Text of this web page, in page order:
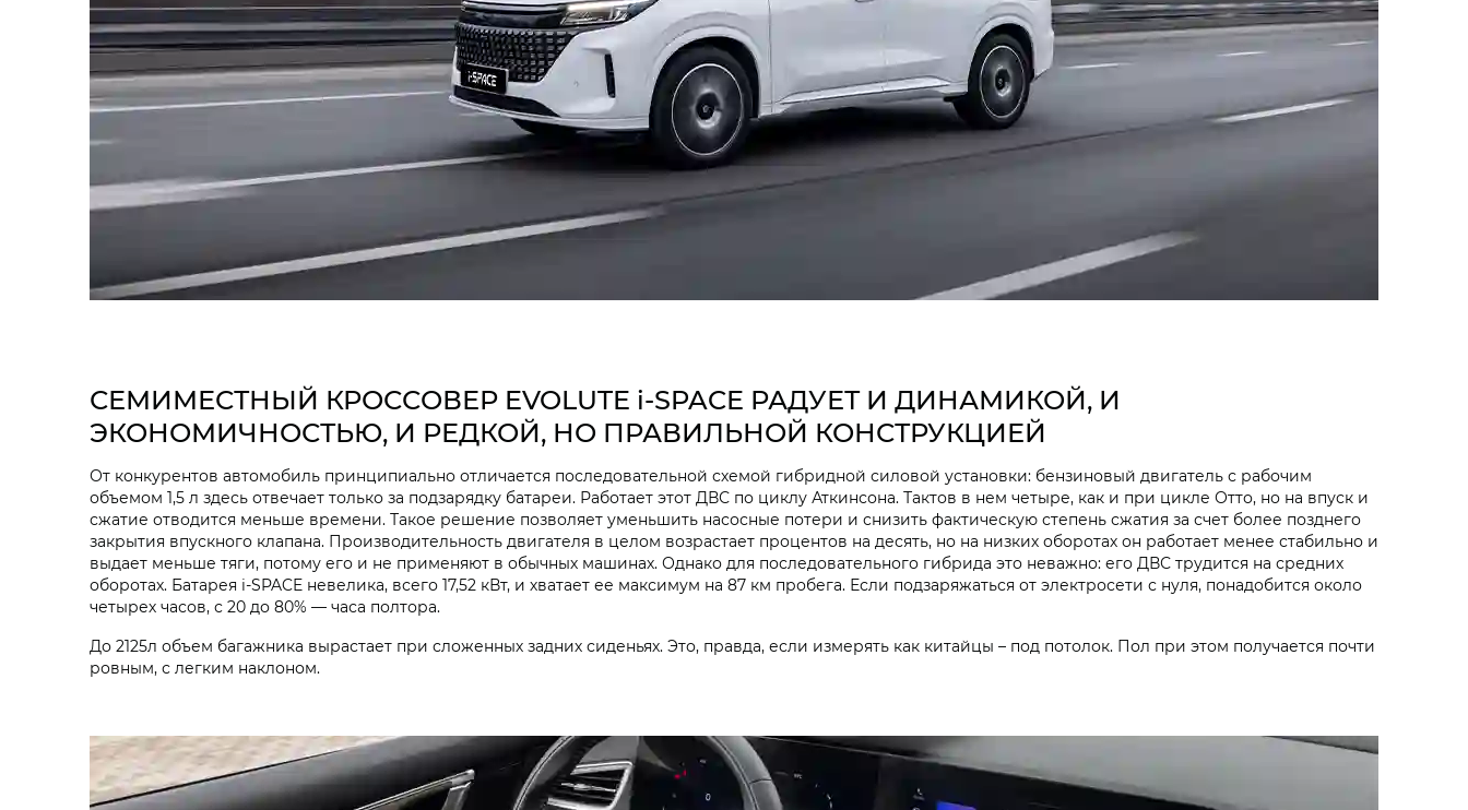
СЕМИМЕСТНЫЙ КРОССОВЕР EVOLUTE i‑SPACE РАДУЕТ И ДИНАМИКОЙ, И
ЭКОНОМИЧНОСТЬЮ, И РЕДКОЙ, НО ПРАВИЛЬНОЙ КОНСТРУКЦИЕЙ
От конкурентов автомобиль принципиально отличается последовательной схемой гибридной силовой установки: бензиновый двигатель с рабочим
объемом 1,5 л здесь отвечает только за подзарядку батареи. Работает этот ДВС по циклу Аткинсона. Тактов в нем четыре, как и при цикле Отто, но на впуск и
сжатие отводится меньше времени. Такое решение позволяет уменьшить насосные потери и снизить фактическую степень сжатия за счет более позднего
закрытия впускного клапана. Производительность двигателя в целом возрастает процентов на десять, но на низких оборотах он работает менее стабильно и
выдает меньше тяги, потому его и не применяют в обычных машинах. Однако для последовательного гибрида это неважно: его ДВС трудится на средних
оборотах. Батарея i‑SPACE невелика, всего 17,52 кВт, и хватает ее максимум на 87 км пробега. Если подзаряжаться от электросети с нуля, понадобится около
четырех часов, с 20 до 80% — часа полтора.
До 2125л объем багажника вырастает при сложенных задних сиденьях. Это, правда, если измерять как китайцы – под потолок. Пол при этом получается почти
ровным, с легким наклоном.